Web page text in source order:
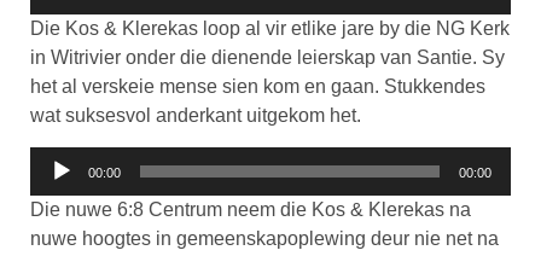
Die Kos & Klerekas loop al vir etlike jare by die NG Kerk
in Witrivier onder die dienende leierskap van Santie. Sy
het al verskeie mense sien kom en gaan. Stukkendes
wat suksesvol anderkant uitgekom het.
Klankspeler
00:00 00:00
Die nuwe 6:8 Centrum neem die Kos & Klerekas na
nuwe hoogtes in gemeenskapoplewing deur nie net na